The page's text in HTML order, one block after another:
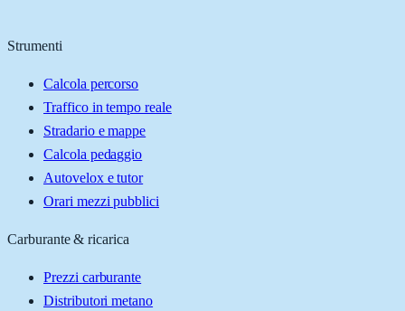
Strumenti
Calcola percorso
Traffico in tempo reale
Stradario e mappe
Calcola pedaggio
Autovelox e tutor
Orari mezzi pubblici
Carburante & ricarica
Prezzi carburante
Distributori metano